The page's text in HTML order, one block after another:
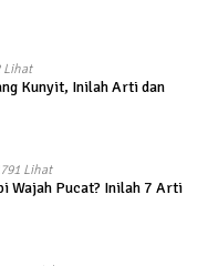
Lihat
Kunyit, Inilah Arti dan
Lihat
Wajah Pucat? Inilah 7 Arti